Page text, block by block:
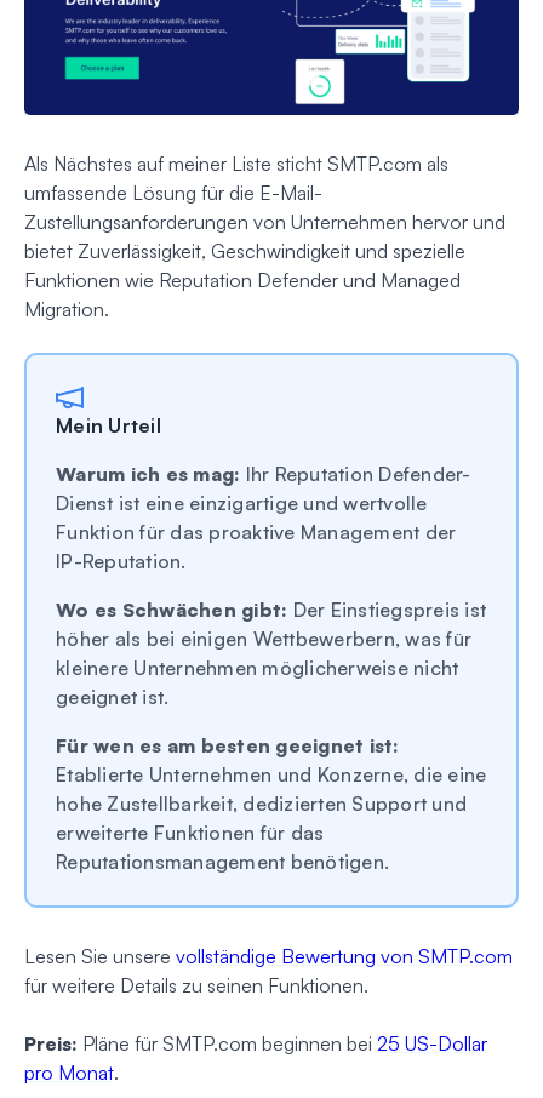
Als Nächstes auf meiner Liste sticht SMTP.com als
umfassende Lösung für die E-Mail-
Zustellungsanforderungen von Unternehmen hervor und
bietet Zuverlässigkeit, Geschwindigkeit und spezielle
Funktionen wie Reputation Defender und Managed
Migration.
Mein Urteil
Warum ich es mag: Ihr Reputation Defender-
Dienst ist eine einzigartige und wertvolle
Funktion für das proaktive Management der
IP-Reputation.
Wo es Schwächen gibt: Der Einstiegspreis ist
höher als bei einigen Wettbewerbern, was für
kleinere Unternehmen möglicherweise nicht
geeignet ist.
Für wen es am besten geeignet ist:
Etablierte Unternehmen und Konzerne, die eine
hohe Zustellbarkeit, dedizierten Support und
erweiterte Funktionen für das
Reputationsmanagement benötigen.
Lesen Sie unsere vollständige Bewertung von SMTP.com
für weitere Details zu seinen Funktionen.
Preis: Pläne für SMTP.com beginnen bei 25 US-Dollar
pro Monat.